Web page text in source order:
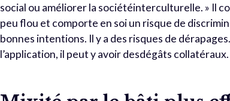
social ou améliorer la sociétéinterculturelle. » Il
peu flou et comporte en soi un risque de
bonnes intentions. Il y a des risques de
l’application, il peut y avoir desdégâts collatéraux.